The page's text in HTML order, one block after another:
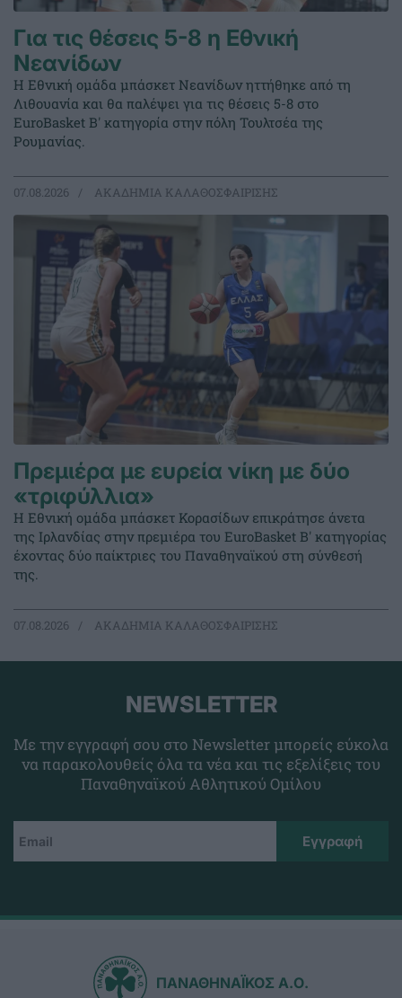
Για τις θέσεις 5-8 η Εθνική
Νεανίδων
Η Εθνική ομάδα μπάσκετ Νεανίδων ηττήθηκε από τη
Λιθουανία και θα παλέψει για τις θέσεις 5-8 στο
EuroBasket Β' κατηγορία στην πόλη Τουλτσέα της
Ρουμανίας.
07.08.2026 ΑΚΑΔΗΜΙΑ ΚΑΛΑΘΟΣΦΑΙΡΙΣΗΣ
Πρεμιέρα με ευρεία νίκη με δύο
«τριφύλλια»
Η Εθνική ομάδα μπάσκετ Κορασίδων επικράτησε άνετα
της Ιρλανδίας στην πρεμιέρα του EuroBasket Β' κατηγορίας
έχοντας δύο παίκτριες του Παναθηναϊκού στη σύνθεσή
της.
07.08.2026 ΑΚΑΔΗΜΙΑ ΚΑΛΑΘΟΣΦΑΙΡΙΣΗΣ
NEWSLETTER
Με την εγγραφή σου στο Newsletter μπορείς εύκολα
να παρακολουθείς όλα τα νέα και τις εξελίξεις του
Παναθηναϊκού Αθλητικού Ομίλου
ΠΑΝΑΘΗΝΑΪΚΟΣ Α.Ο.